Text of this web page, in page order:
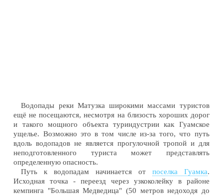
Водопады реки Матузка широкими массами туристов
ещё не посещаются, несмотря на близость хороших дорог
и такого мощного объекта туриндустрии как Гуамское
ущелье. Возможно это в том числе из-за того, что путь
вдоль водопадов не является прогулочной тропой и для
неподготовленного туриста может представлять
определенную опасность.
Путь к водопадам начинается от поселка Гуамка.
Исходная точка - переезд через узкоколейку в районе
кемпинга "Большая Медведица" (50 метров недоходя до